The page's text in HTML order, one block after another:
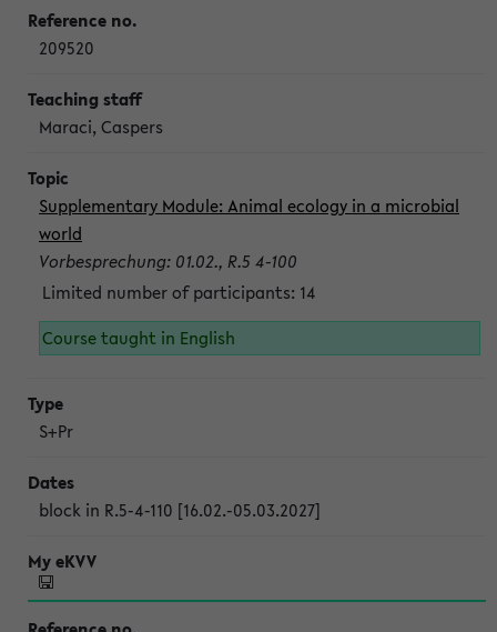
209520
Maraci, Caspers
Supplementary Module: Animal ecology in a microbial
world
Vorbesprechung: 01.02., R.5 4-100
Limited number of participants: 14
Course taught in English
S+Pr
block in R.5-4-110 [16.02.-05.03.2027]